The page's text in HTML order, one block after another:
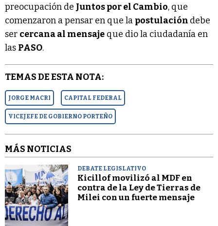
preocupación de Juntos por el Cambio, que
comenzaron a pensar en que la postulación debe
ser cercana al mensaje que dio la ciudadanía en
las PASO.
TEMAS DE ESTA NOTA:
JORGE MACRI CAPITAL FEDERAL
VICEJEFE DE GOBIERNO PORTEÑO
MÁS NOTICIAS
DEBATE LEGISLATIVO
Kicillof movilizó al MDF en
contra de la Ley de Tierras de
Milei con un fuerte mensaje